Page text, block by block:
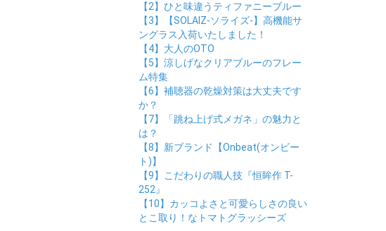
【2】ひと味違うティファニーブルー
【3】【SOLAIZ-ソライズ-】高機能サ
ングラス入荷いたしました！
【4】大人のOTO
【5】涼しげなクリアブルーのフレー
ム特集
【6】補聴器の乾燥対策は大丈夫です
か？
【7】「跳ね上げ式メガネ」の魅力と
は？
【8】新ブランド【Onbeat(オンビー
ト)】
【9】こだわりの職人技『恒眸作 T-
252』
【10】カッコよさと可愛らしさの良い
とこ取り！なトマトグラッシーズ